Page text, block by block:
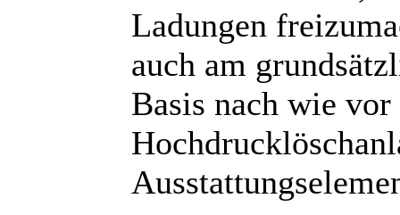
Ladungen
auch am
Basis nach wie